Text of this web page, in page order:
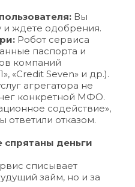
Вы
и ждете одобрения.
Робот сервиса
паспорта и
компаний
«Credit Seven» и др.).
агрегатора не
конкретной МФО.
содействие»,
ответили отказом.
спрятаны деньги
списывает
займ, но и за